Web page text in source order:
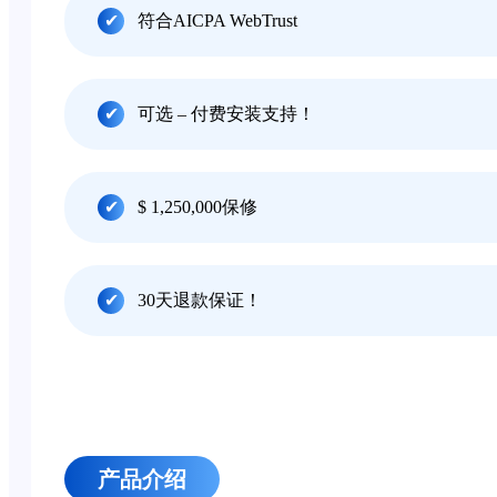
符合AICPA WebTrust
可选 – 付费安装支持！
$ 1,250,000保修
30天退款保证！
产品介绍